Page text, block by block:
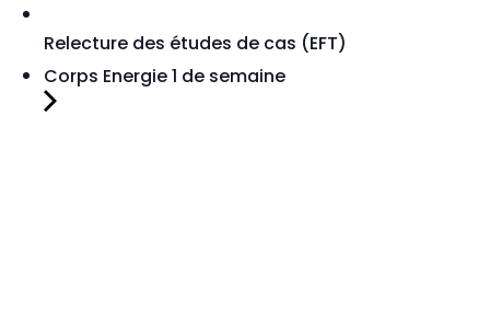
Relecture des études de cas (EFT)
Corps Energie 1 de semaine